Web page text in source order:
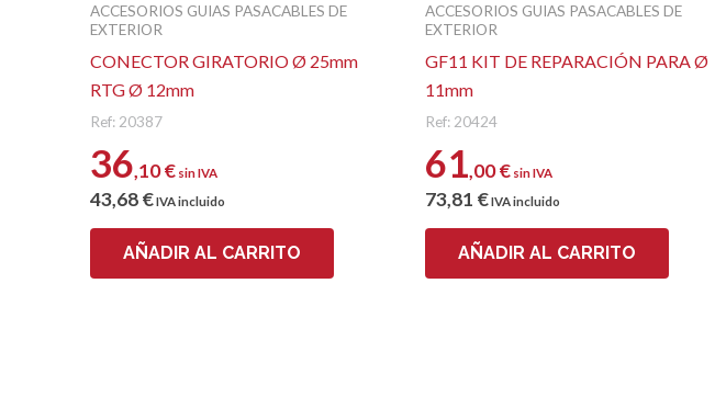
ACCESORIOS GUIAS PASACABLES DE
EXTERIOR
CONECTOR GIRATORIO Ø 25mm
RTG Ø 12mm
Ref: 20387
36,10€ sin IVA
43,68€IVA incluido
AÑADIR AL CARRITO
ACCESORIOS GUIAS PASACABLES DE
EXTERIOR
GF11 KIT DE REPARACIÓN PARA Ø
11mm
Ref: 20424
61,00€ sin IVA
73,81 €IVA incluido
AÑADIR AL CARRITO